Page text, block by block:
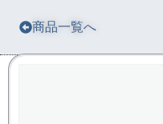
商品一覧へ